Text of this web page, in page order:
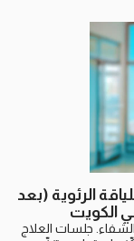
الرئوية (بعد
الكويت
جلسات العلاج